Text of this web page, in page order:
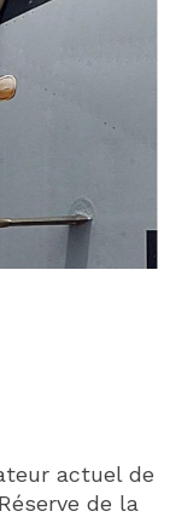
actuel de
de la